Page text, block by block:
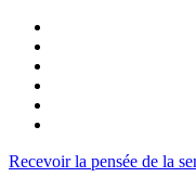
Recevoir la pensée de la